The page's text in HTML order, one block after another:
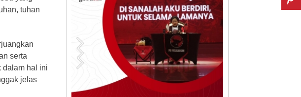
tuhan
serta
dalam hal ini
jelas